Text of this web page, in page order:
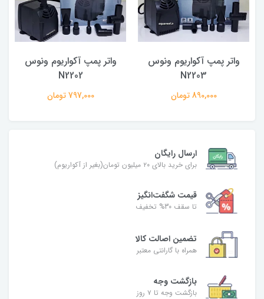
واتر پمپ آکواریوم ونوس
N2203
890,000 تومان
واتر پمپ آکواریوم ونوس
N2202
797,000 تومان
ارسال رایگان
برای خرید بالای ۲۰ میلیون تومان(بغیر از آکواریوم)
قیمت شگفت‌انگیز
تا سقف 30% تخفیف
تضمین اصالت کالا
همراه با گارانتی معتبر
بازگشت وجه
بازگشت وجه تا ۷ روز